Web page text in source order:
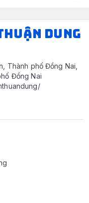
DUNG
Thành phố Đồng Nai,
Đồng Nai